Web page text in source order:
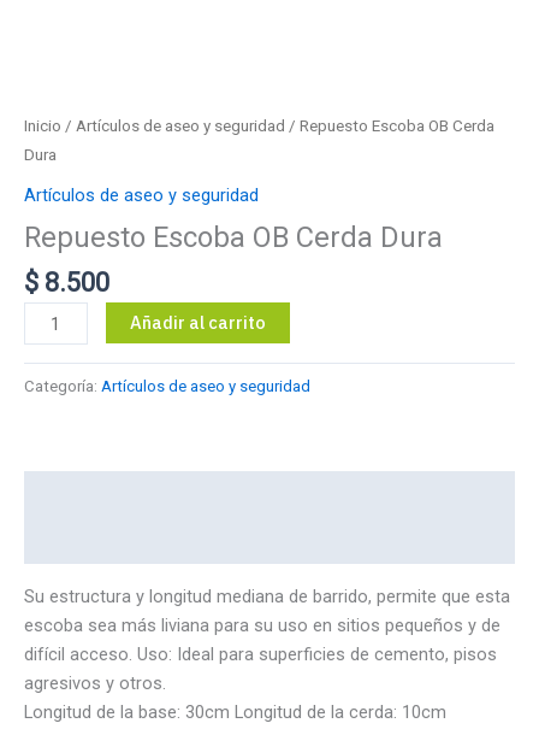
Inicio / Artículos de aseo y seguridad / Repuesto Escoba OB Cerda
Dura
Artículos de aseo y seguridad
Repuesto Escoba OB Cerda Dura
$ 8.500
Repuesto
Escoba
Añadir al carrito
Categoría: Artículos de aseo y seguridad
Su estructura y longitud mediana de barrido, permite que esta
escoba sea más liviana para su uso en sitios pequeños y de
difícil acceso. Uso: Ideal para superficies de cemento, pisos
agresivos y otros.
Longitud de la base: 30cm Longitud de la cerda: 10cm